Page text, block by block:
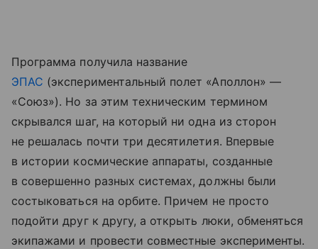
Программа получила название
ЭПАС (экспериментальный полет «Аполлон» —
«Союз»). Но за этим техническим термином
скрывался шаг, на который ни одна из сторон
не решалась почти три десятилетия. Впервые
в истории космические аппараты, созданные
в совершенно разных системах, должны были
состыковаться на орбите. Причем не просто
подойти друг к другу, а открыть люки, обменяться
экипажами и провести совместные эксперименты.